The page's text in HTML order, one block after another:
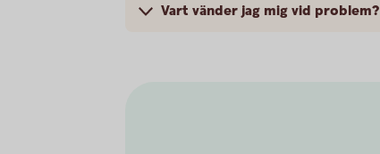
Vart vänder jag mig vid problem?